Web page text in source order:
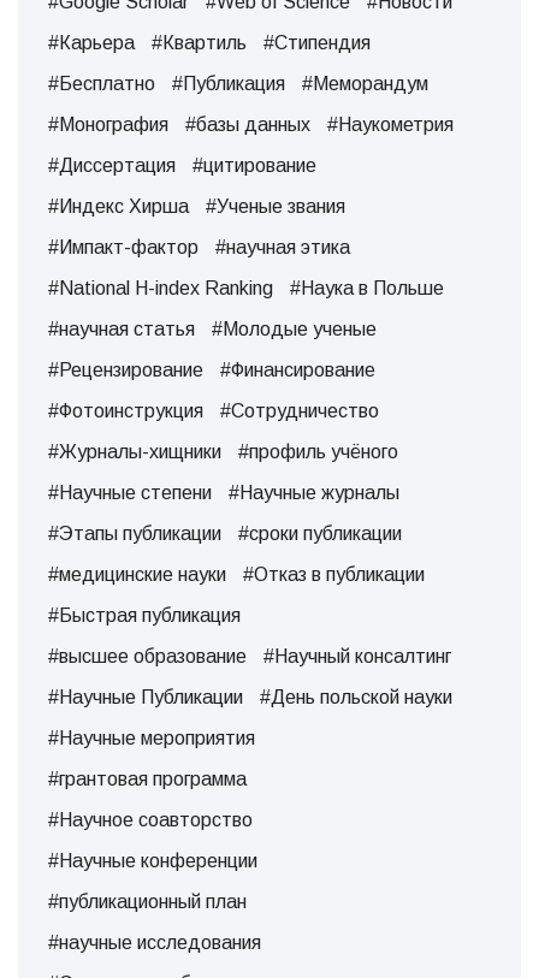
#Карьера
#Квартиль
#Стипендия
#Бесплатно
#Публикация
#Меморандум
#Монография
#базы данных
#Наукометрия
#Диссертация
#цитирование
#Индекс Хирша
#Ученые звания
#Импакт-фактор
#научная этика
#National H-index Ranking
#Наука в Польше
#научная статья
#Молодые ученые
#Рецензирование
#Финансирование
#Фотоинструкция
#Сотрудничество
#Журналы-хищники
#профиль учёного
#Научные степени
#Научные журналы
#Этапы публикации
#сроки публикации
#медицинские науки
#Отказ в публикации
#Быстрая публикация
#высшее образование
#Научный консалтинг
#Научные Публикации
#День польской науки
#Научные мероприятия
#грантовая программа
#Научное соавторство
#Научные конференции
#публикационный план
#научные исследования